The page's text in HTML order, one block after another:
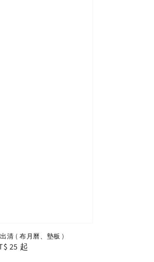
清 ( 布月曆、墊板 )
25 起